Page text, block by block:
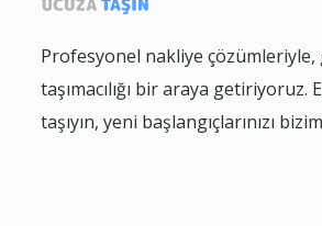
Profesyonel nakliye çözümleriyle,
taşımacılığı bir araya getiriyoruz.
taşıyın, yeni başlangıçlarınızı